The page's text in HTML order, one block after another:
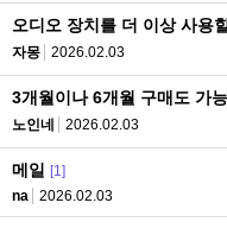
오디오 장치를 더 이상 사용
자몽
2026.02.03
3개월이나 6개월 구매도 가
노인네
2026.02.03
메일
[1]
na
2026.02.03